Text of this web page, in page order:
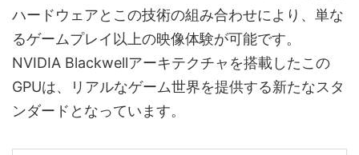
ハードウェアとこの技術の組み合わせにより、単な
るゲームプレイ以上の映像体験が可能です。
NVIDIA Blackwellアーキテクチャを搭載したこの
GPUは、リアルなゲーム世界を提供する新たなスタ
ンダードとなっています。